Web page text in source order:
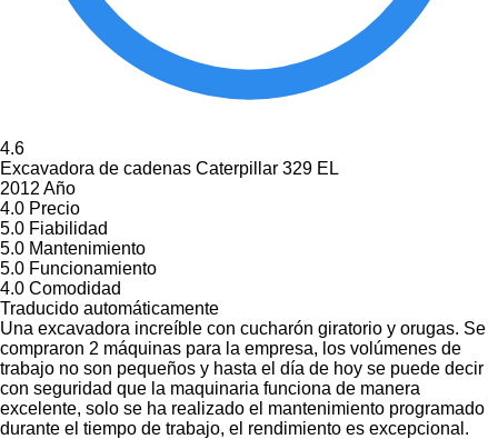
4.6
Excavadora de cadenas Caterpillar 329 EL
2012 Año
4.0 Precio
5.0 Fiabilidad
5.0 Mantenimiento
5.0 Funcionamiento
4.0 Comodidad
Traducido automáticamente
Una excavadora increíble con cucharón giratorio y orugas. Se
compraron 2 máquinas para la empresa, los volúmenes de
trabajo no son pequeños y hasta el día de hoy se puede decir
con seguridad que la maquinaria funciona de manera
excelente, solo se ha realizado el mantenimiento programado
durante el tiempo de trabajo, el rendimiento es excepcional.